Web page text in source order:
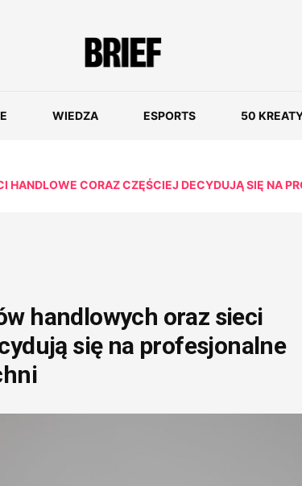
WIEDZA ESPORTS 50
CORAZ CZĘŚCIEJ DECYDUJĄ SIĘ NA
handlowych oraz sieci
się na profesjonalne